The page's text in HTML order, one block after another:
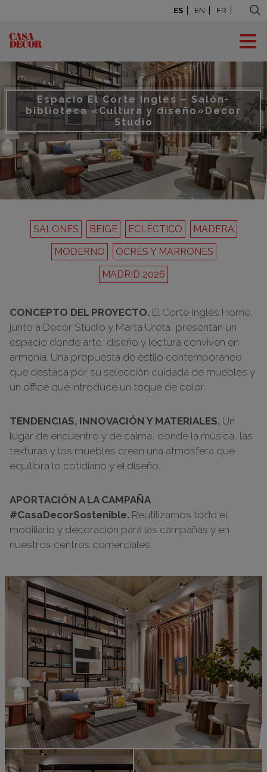
ES EN FR
Espacio El Corte Inglés – Salón-
biblioteca «Cultura y diseño»Decor
Studio
SALONES BEIGE ECLÉCTICO
MADERA
MODERNO
OCRES Y MARRONES
MADRID 2026
CONCEPTO DEL PROYECTO. El Corte Inglés Home,
junto a Decor Studio y Marta Ureta, presentan un
espacio donde arte, diseño y lectura conviven en
armonía. Una propuesta de estilo contemporáneo
que destaca por su selección cuidada de muebles y
un office que introduce un toque de color.
TENDENCIAS, INNOVACIÓN Y MATERIALES. Un
lugar de encuentro y de calma, donde la música, las
texturas y los muebles crean una atmósfera que
equilibra lo cotidiano y el diseño.
APORTACIÓN A LA CAMPAÑA
#CasaDecorSostenible. Reutilizamos todo el
mobiliario y decoración para las campañas y en
nuestros centros comerciales.